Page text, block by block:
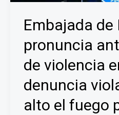
Bomberos
Panamá
Embajada de
pronuncia
de violencia
denuncia
alto el fuego